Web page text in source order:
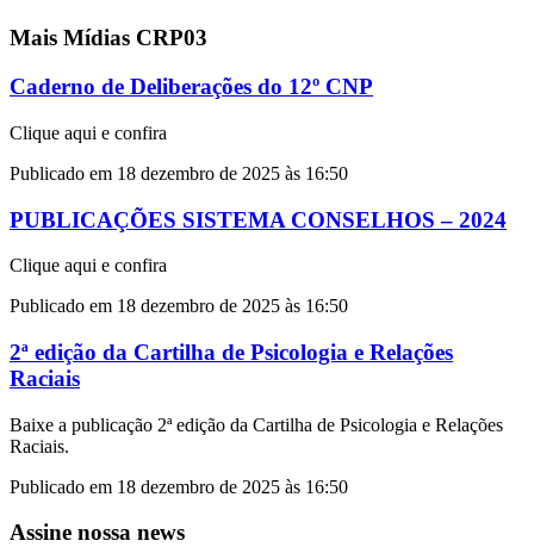
Mais Mídias CRP03
Caderno de Deliberações do 12º CNP
Clique aqui e confira
Publicado em 18 dezembro de 2025 às 16:50
PUBLICAÇÕES SISTEMA CONSELHOS – 2024
Clique aqui e confira
Publicado em 18 dezembro de 2025 às 16:50
2ª edição da Cartilha de Psicologia e Relações
Raciais
Baixe a publicação 2ª edição da Cartilha de Psicologia e Relações
Raciais.
Publicado em 18 dezembro de 2025 às 16:50
Assine nossa news